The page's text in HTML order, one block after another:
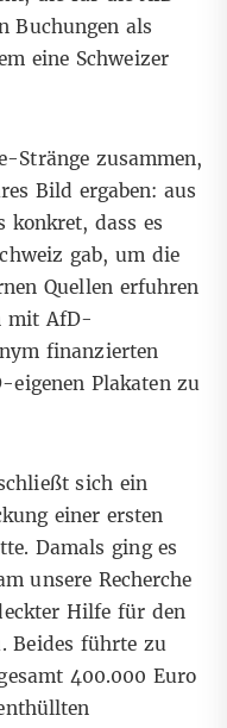
Buchungen als
eine Schweizer
Stränge zusammen,
Bild ergaben: aus
konkret, dass es
gab, um die
Quellen erfuhren
mit AfD-
finanzierten
eigenen Plakaten zu
sich ein
einer ersten
Damals ging es
unsere Recherche
Hilfe für den
Beides führte zu
400.000 Euro